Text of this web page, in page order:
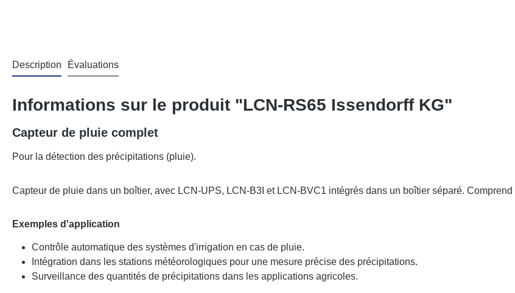
Description Évaluations
Informations sur le produit "LCN-RS65 Issendorff KG"
Capteur de pluie complet
Pour la détection des précipitations (pluie).
Capteur de pluie dans un boîtier, avec LCN-UPS, LCN-B3I et LCN-BVC1 intégrés dans un boîtier séparé.
Exemples d'application
Contrôle automatique des systèmes d'irrigation en cas de pluie.
Intégration dans les stations météorologiques pour une mesure précise des précipitations.
Surveillance des quantités de précipitations dans les applications agricoles.